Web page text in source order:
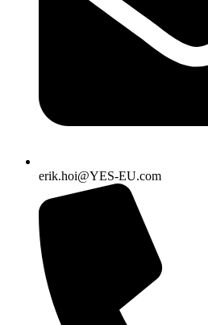
erik.hoi@YES-EU.com